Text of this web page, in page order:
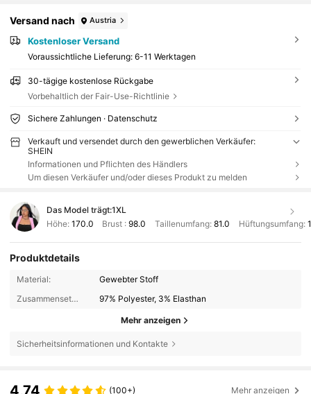
Versand nach Austria
Kostenloser Versand
Voraussichtliche Lieferung: 6-11 Werktagen
30-tägige kostenlose Rückgabe
Vorbehaltlich der Fair-Use-Richtlinie
Sichere Zahlungen · Datenschutz
Verkauft und versendet durch den gewerblichen Verkäufer:
SHEIN
Informationen und Pflichten des Händlers
Um diesen Verkäufer und/oder dieses Produkt zu melden
Das Model trägt:1XL
Höhe: 170.0 Brust :98.0 Taillenumfang: 81.0 Hüftungsumfang:
Produktdetails
Material:
Gewebter Stoff
Zusammensetzung:
97% Polyester, 3% Elasthan
Mehr anzeigen
Sicherheitsinformationen und Kontakte
4,74 (100+) Mehr anzeigen